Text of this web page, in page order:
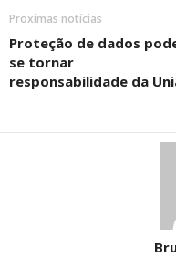
Proximas notícias
Proteção de dados
se tornar
responsabilidade da